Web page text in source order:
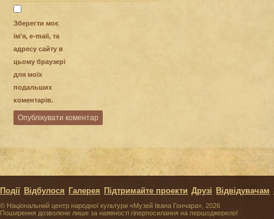
Зберегти моє
ім'я, e-mail, та
адресу сайту в
цьому браузері
для моїх
подальших
коментарів.
© Національний центр народної культури «Музей Івана Гончара», 2026
Поширення дозволене лише за наявності гіперпосилання на першоджерело!
Події Відбулося Галерея Підтримайте проекти Друзі Відвідувачам